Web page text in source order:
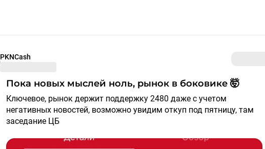
PKNCash
Пока новых мыслей ноль, рынок в боковике 🤯
Ключевое, рынок держит поддержку 2480 даже с учетом
негативных новостей, возможно увидим откуп под пятницу, там
заседание ЦБ
Я смотрю на рынок позитивно, пока держим данный уровень, на